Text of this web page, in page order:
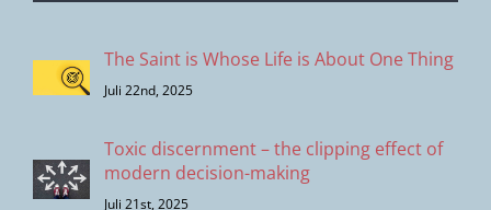
The Saint is Whose Life is About One Thing
Juli 22nd, 2025
Toxic discernment – the clipping effect of
modern decision-making
Juli 21st, 2025